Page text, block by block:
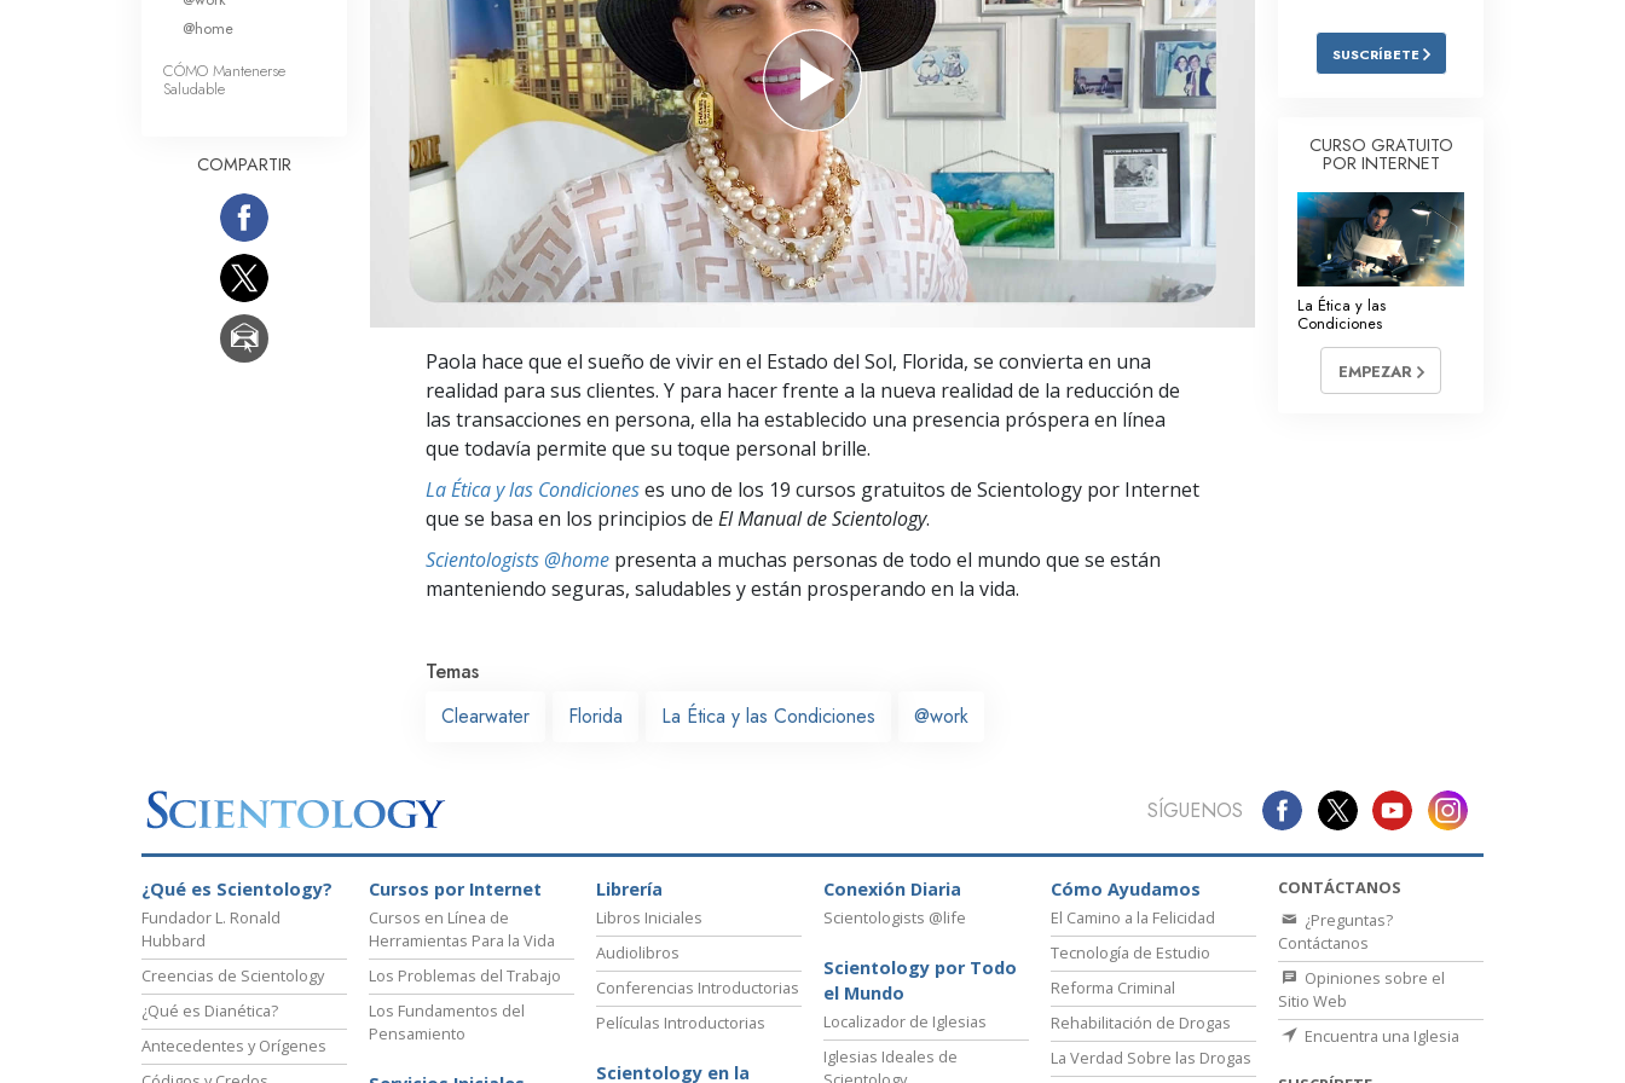
Amor y Odio: ¿Qué es Grandeza?
Respuestas a las Drogas
Los Niños
La Ética y las
La Causa de la Supresión
Investigaciones
Los Fundamentos de la Organización
Los Fundamentos de las Relaciones
La Tecnología de Estudio
Paola hace que el sueño de vivir en el Estado del Sol, Florida, se convierta en una
realidad para sus clientes. Y para hacer frente a la nueva realidad de la reducción de
las transacciones en persona, ella ha establecido una presencia próspera en línea
que todavía permite que su toque personal brille.
La Ética y las Condicioneses uno de los 19 cursos gratuitos de Scientology por Internet
que se basa en los principios de El Manual de Scientology.
Scientologists @home presenta a muchas personas de todo el mundo que se están
manteniendo seguras, saludables y están prosperando en la vida.
Temas
Clearwater
Florida La Ética y las Condiciones @work
@home
CÓMO Mantenerse
Saludable
COMPARTIR
SUSCRÍBETE
CURSO GRATUITO
POR INTERNET
La Ética y las
Condiciones
EMPEZAR
SÍGUENOS
¿Qué es Scientology?
Fundador L. Ronald
Hubbard
Creencias de Scientology
¿Qué es Dianética?
Antecedentes y Orígenes
Cursos por Internet
Cursos en Línea de
Herramientas Para la Vida
Los Problemas del Trabajo
Los Fundamentos del
Pensamiento
Librería
Libros Iniciales
Audiolibros
Conferencias Introductorias
Películas Introductorias
Scientology en la
Conexión Diaria
Scientologists @life
Scientology por Todo
el Mundo
Localizador de Iglesias
Iglesias Ideales de
Cómo Ayudamos
El Camino a la Felicidad
Tecnología de Estudio
Reforma Criminal
Rehabilitación de Drogas
La Verdad Sobre las Drogas
CONTÁCTANOS
¿Preguntas?
Contáctanos
Opiniones sobre el
Sitio Web
Encuentra una Iglesia